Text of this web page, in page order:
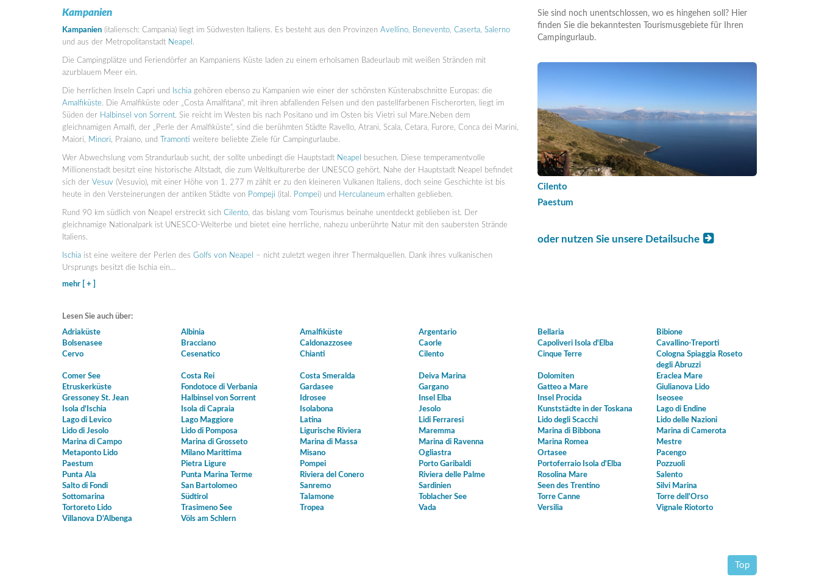
Kampanien
Kampanien (italiensch: Campania) liegt im Südwesten Italiens. Es besteht aus den Provinzen Avellino, Benevento, Caserta, Salerno
und aus der Metropolitanstadt Neapel .
Die Campingplätze und Feriendörfer an Kampaniens Küste laden zu einem erholsamen Badeurlaub mit weißen Stränden mit
azurblauem Meer ein.
Die herrlichen Inseln Capri und Ischia gehören ebenso zu Kampanien wie einer der schönsten Küstenabschnitte Europas: die
Amalfiküste. Die Amalfiküste oder „Costa Amalfitana“, mit ihren abfallenden Felsen und den pastellfarbenen Fischerorten, liegt im
Süden der Halbinsel von Sorrent. Sie reicht im Westen bis nach Positano und im Osten bis Vietri sul Mare.Neben dem
gleichnamigen Amalfi, der „Perle der Amalfiküste“, sind die berühmten Städte Ravello, Atrani, Scala, Cetara, Furore, Conca dei Marini,
Maiori, Minori, Praiano, und Tramonti weitere beliebte Ziele für Campingurlaube.
Wer Abwechslung vom Strandurlaub sucht, der sollte unbedingt die Hauptstadt Neapel
besuchen. Diese temperamentvolle
Millionenstadt besitzt eine historische Altstadt, die zum Weltkulturerbe der UNESCO gehört. Nahe der Hauptstadt Neapel befindet
sich der Vesuv (Vesuvio), mit einer Höhe von 1. 277 m zählt er zu den kleineren Vulkanen Italiens, doch seine Geschichte ist bis
heute in den Versteinerungen der antiken Städte von Pompeji (ital. Pompei) und Herculaneum erhalten geblieben.
Rund 90 km südlich von Neapel erstreckt sich Cilento, das bislang vom Tourismus beinahe unentdeckt geblieben ist. Der
gleichnamige Nationalpark ist UNESCO-Welterbe und bietet eine herrliche, nahezu unberührte Natur mit den saubersten Strände
Italiens.
Ischia ist eine weitere der Perlen des Golfs von Neapel
– nicht zuletzt wegen ihrer Thermalquellen. Dank ihres vulkanischen
Ursprungs besitzt die Ischia ein…
mehr [ + ]
Sie sind noch unentschlossen, wo es hingehen soll? Hier
finden Sie die bekanntesten Tourismusgebiete für Ihren
Campingurlaub.
Cilento
Paestum
oder nutzen Sie unsere Detailsuche
Lesen Sie auch über:
Adriaküste
Albinia Amalfiküste Argentario Bellaria
Bibione
Bolsenasee
Bracciano Caldonazzosee Caorle Capoliveri Isola d'Elba
Cavallino-Treporti
Cervo
Cesenatico Chianti Cilento Cinque Terre
Cologna Spiaggia Roseto
degli Abruzzi
Comer See
Costa Rei Costa Smeralda Deiva Marina Dolomiten
Eraclea Mare
Etruskerküste
Fondotoce di Verbania Gardasee Gargano Gatteo a Mare
Giulianova Lido
Gressoney St. Jean
Halbinsel von Sorrent Idrosee Insel Elba Insel Procida
Iseosee
Isola d'Ischia
Isola di Capraia Isolabona Jesolo Kunststädte in der Toskana
Lago di Endine
Lago di Levico
Lago Maggiore Latina Lidi Ferraresi Lido degli Scacchi
Lido delle Nazioni
Lido di Jesolo
Lido di Pomposa Ligurische Riviera Maremma Marina di Bibbona
Marina di Camerota
Marina di Campo
Marina di Grosseto Marina di Massa Marina di Ravenna Marina Romea
Mestre
Metaponto Lido
Milano Marittima Misano Ogliastra Ortasee
Pacengo
Paestum
Pietra Ligure Pompei Porto Garibaldi Portoferraio Isola d'Elba
Pozzuoli
Punta Ala
Punta Marina Terme Riviera del Conero Riviera delle Palme Rosolina Mare
Salento
Salto di Fondi
San Bartolomeo Sanremo Sardinien Seen des Trentino
Silvi Marina
Sottomarina
Südtirol Talamone Toblacher See Torre Canne
Torre dell'Orso
Tortoreto Lido
Trasimeno See Tropea Vada Versilia
Vignale Riotorto
Villanova D'Albenga
Völs am Schlern
Top